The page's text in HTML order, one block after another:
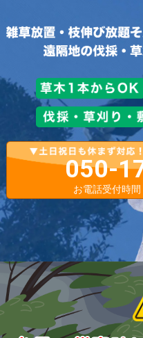
050-
お電話受付時